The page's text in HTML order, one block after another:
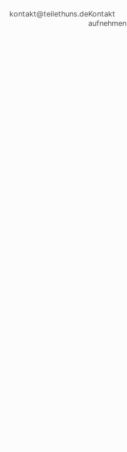
kontakt@teilethuns.deKontakt
aufnehmen